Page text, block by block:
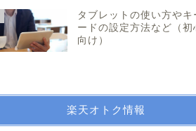
タブレットの使い方やキ
ードの設定方法など（初
向け）
楽天オトク情報